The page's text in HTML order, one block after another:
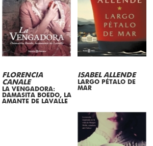
FLORENCIA
CANALE
LA VENGADORA:
DAMASITA BOEDO, LA
AMANTE DE LAVALLE
ISABEL ALLENDE
LARGO PÉTALO DE
MAR